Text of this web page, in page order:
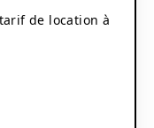
de location à